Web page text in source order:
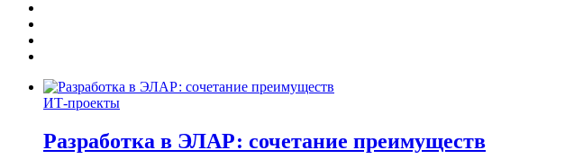
ИТ-проекты
Разработка в ЭЛАР: сочетание преимуществ